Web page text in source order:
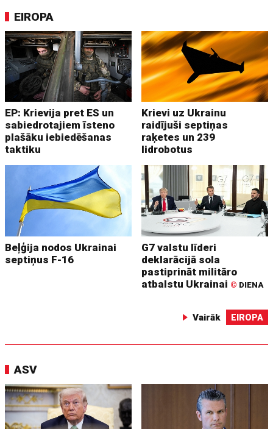
EIROPA
EP: Krievija pret ES un
sabiedrotajiem īsteno
plašāku iebiedēšanas
taktiku
Krievi uz Ukrainu
raidījuši septiņas
raķetes un 239
lidrobotus
Beļģija nodos Ukrainai
septiņus F-16
G7 valstu līderi
deklarācijā sola
pastiprināt militāro
atbalstu Ukrainai © DIENA
Vairāk EIROPA
ASV